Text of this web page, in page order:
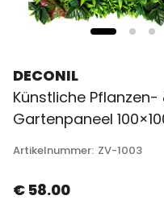
DECONIL
Künstliche Pflanzen-
Gartenpaneel
Artikelnummer: ZV-1003
€ 58.00